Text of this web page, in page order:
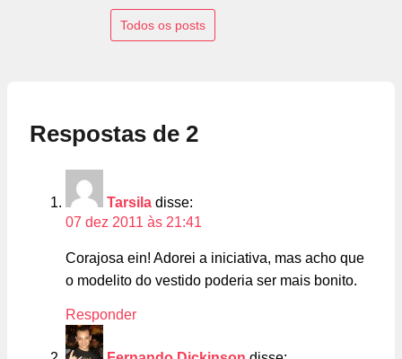
Todos os posts
Respostas de 2
Tarsila disse:
07 dez 2011 às 21:41
Corajosa ein! Adorei a iniciativa, mas acho que
o modelito do vestido poderia ser mais bonito.
Responder